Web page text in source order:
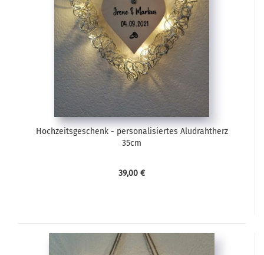
Hochzeitsgeschenk - personalisiertes Aludrahtherz
35cm
39,00 €